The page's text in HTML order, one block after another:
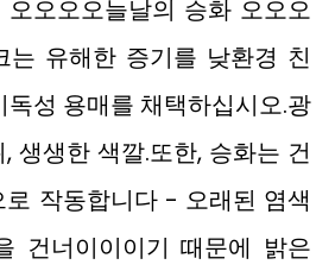
오오오늘날의 승화 오오오
는 유해한 증기를 낮환경 친
독성 용매를 채택하십시오.광
생생한 색깔.또한, 승화는 건
작동합니다 - 오래된 염색
건너이이이기 때문에 밝은